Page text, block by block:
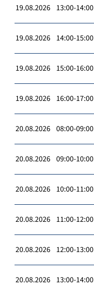
19.08.2026 13:00-14:00
19.08.2026 14:00-15:00
19.08.2026 15:00-16:00
19.08.2026 16:00-17:00
20.08.2026 08:00-09:00
20.08.2026 09:00-10:00
20.08.2026 10:00-11:00
20.08.2026 11:00-12:00
20.08.2026 12:00-13:00
20.08.2026 13:00-14:00